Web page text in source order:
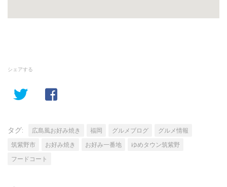
シェアする
タグ: 広島風お好み焼き 福岡 グルメブログ
グルメ情報
筑紫野市
お好み焼き お好み一番地
ゆめタウン筑紫野
フードコート